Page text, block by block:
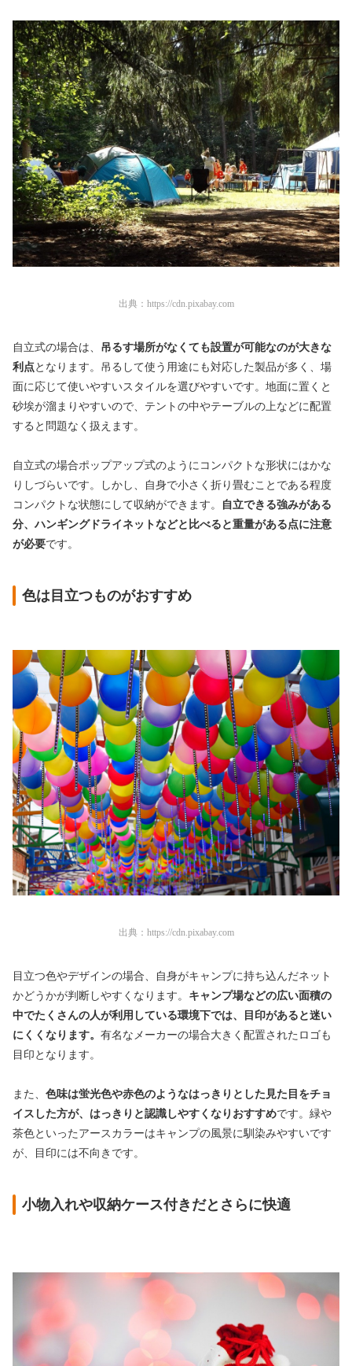
出典： https://cdn.pixabay.com
自立式の場合は、 吊るす場所がなくても設置が可能なのが大きな
利点となります。吊るして使う用途にも対応した製品が多く、場
面に応じて使いやすいスタイルを選びやすいです。地面に置くと
砂埃が溜まりやすいので、テントの中やテーブルの上などに配置
すると問題なく扱えます。
自立式の場合ポップアップ式のようにコンパクトな形状にはかな
りしづらいです。しかし、自身で小さく折り畳むことである程度
コンパクトな状態にして収納ができます。
自立できる強みがある
分、ハンギングドライネットなどと比べると重量がある点に注意
が必要です。
色は目立つものがおすすめ
出典： https://cdn.pixabay.com
目立つ色やデザインの場合、自身がキャンプに持ち込んだネット
かどうかが判断しやすくなります。 キャンプ場などの広い面積の
中でたくさんの人が利用している環境下では、目印があると迷い
にくくなります。 有名なメーカーの場合大きく配置されたロゴも
目印となります。
また、 色味は蛍光色や赤色のようなはっきりとした見た目をチョ
イスした方が、はっきりと認識しやすくなりおすすめです。緑や
茶色といったアースカラーはキャンプの風景に馴染みやすいです
が、目印には不向きです。
小物入れや収納ケース付きだとさらに快適